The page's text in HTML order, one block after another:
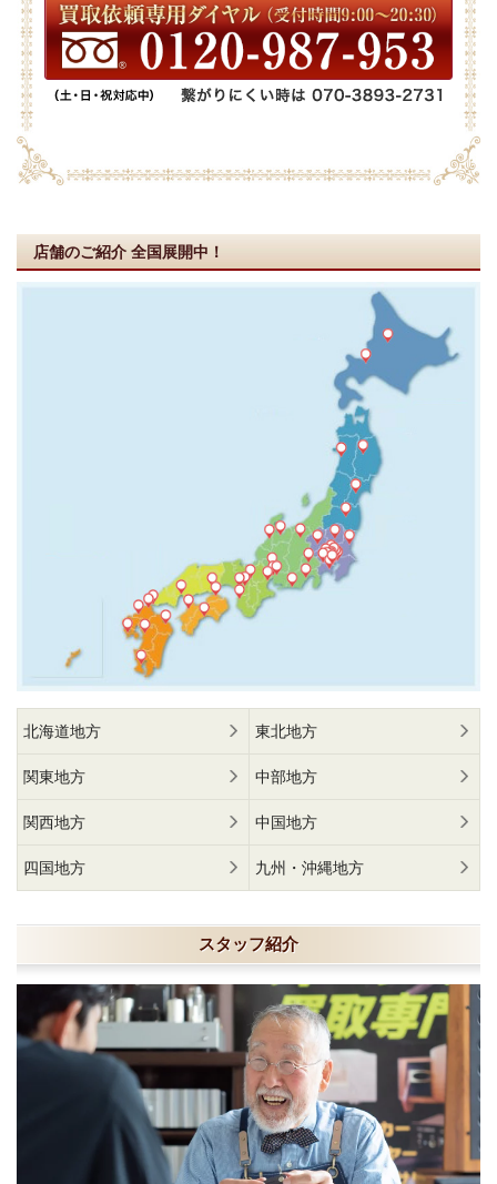
店舗のご紹介 全国展開中！
北海道地方 東北地方
関東地方 中部地方
関西地方 中国地方
四国地方 九州・沖縄地方
スタッフ紹介